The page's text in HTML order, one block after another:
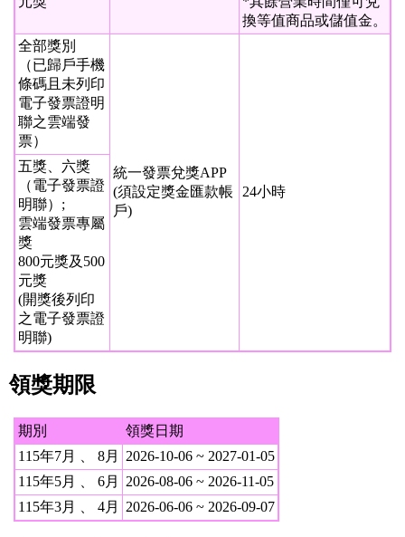
換等值商品或儲值金。
全部獎別
（已歸戶手機
條碼且未列印
電子發票證明
聯之雲端發
票）
統一發票兌獎APP
(須設定獎金匯款帳
戶)
24小時
五獎、六獎
（電子發票證
明聯）;
雲端發票專屬
獎
800元獎及500
元獎
(開獎後列印
之電子發票證
明聯)
領獎期限
期別
領獎日期
115年7月 、 8月
2026-10-06 ~ 2027-01-05
115年5月 、 6月
2026-08-06 ~ 2026-11-05
115年3月 、 4月
2026-06-06 ~ 2026-09-07